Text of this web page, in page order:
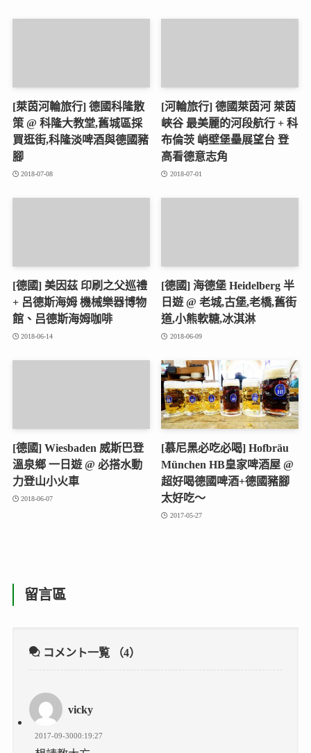
[萊茵河輪旅行] 德國科隆散
策 @ 科隆大教堂,舊城區採
買逛街,科隆淡啤酒與德國豬
腳
2018-07-08
[河輪旅行] 德國萊茵河 萊茵
峽谷 最美麗的河段航行 + 科
布倫茨 峭壁堡壘展望台 登
高看德意志角
2018-07-01
[德國] 美因茲 印刷之父巡禮
+ 呂德斯海姆 機械樂器博物
館、吕德斯海姆咖啡
2018-06-14
[德國] 海德堡 Heidelberg 半
日遊 @ 老城,古堡,老橋,舊街
道,小熊軟糖,冰淇淋
2018-06-09
[德國] Wiesbaden 威斯巴登
溫泉鄉 一日遊 @ 必搭水動
力登山小火車
2018-06-07
[慕尼黑必吃必喝] Hofbräu
München HB皇家啤酒屋 @
超好喝德國啤酒+德國豬腳
太好吃～
2017-05-27
留言區
コメント一覧 （4）
vicky
2017-09-3000:19:27